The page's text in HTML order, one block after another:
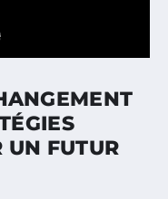
UN FUTUR